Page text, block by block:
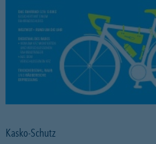
Kasko-Schutz